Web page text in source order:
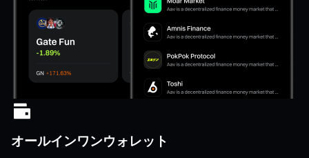
オールインワンウォレット